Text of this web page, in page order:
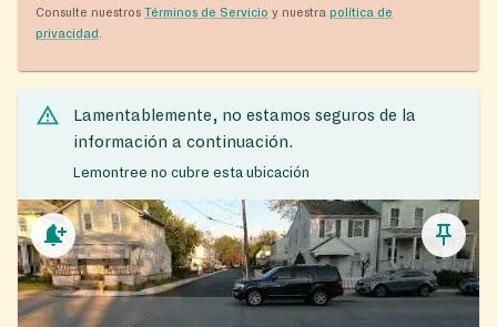
Consulte nuestros Términos de Servicio y nuestra política de
privacidad
Lamentablemente, no estamos seguros de la
información a continuación.
Lemontree no cubre esta ubicación